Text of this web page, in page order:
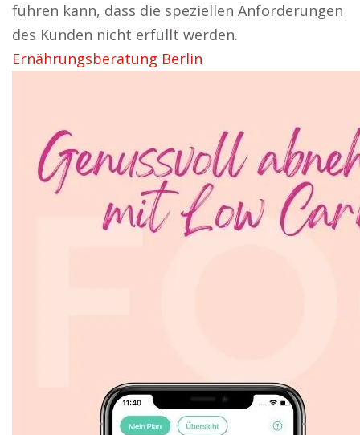
führen kann, dass die speziellen Anforderungen
des Kunden nicht erfüllt werden.
Ernährungsberatung Berlin